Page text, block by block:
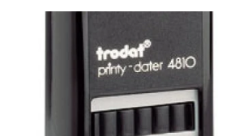
Самонаборні штампи – це
й дуже швидко створити
Штемпельні подушки
Подушки змінні для оснасток
Оснастка для штампів при
Мінідатер – це штамп зі
Штемпельна фарба – синя,